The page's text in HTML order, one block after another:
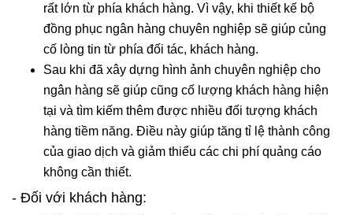
rất lớn từ phía khách hàng. Vì vậy, khi thiết kế bộ
đồng phục ngân hàng chuyên nghiệp sẽ giúp củng
cố lòng tin từ phía đối tác, khách hàng.
Sau khi đã xây dựng hình ảnh chuyên nghiệp cho
ngân hàng sẽ giúp cũng cố lượng khách hàng hiện
tại và tìm kiếm thêm được nhiều đối tượng khách
hàng tiềm năng. Điều này giúp tăng tỉ lệ thành công
của giao dịch và giảm thiểu các chi phí quảng cáo
không cần thiết.
- Đối với khách hàng: